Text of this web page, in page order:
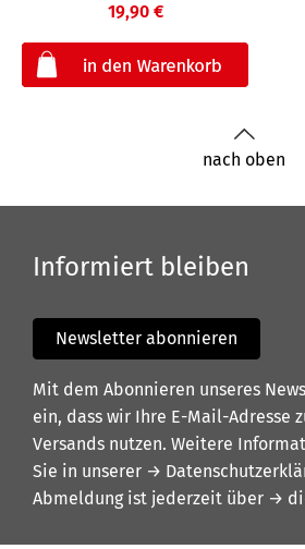
19,90 €
nach oben
Informiert bleiben
Newsletter abonnieren
Mit dem Abonnieren unseres
ein, dass wir Ihre E-Mail-Adresse
Versands nutzen. Weitere
Sie in unserer →
Abmeldung ist jederzeit über →